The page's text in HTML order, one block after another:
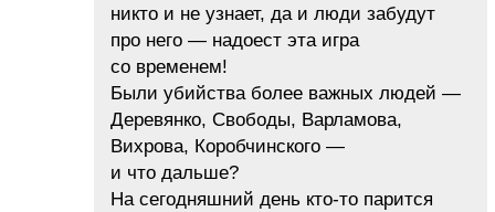
никто и не узнает, да и люди забудут
про него — надоест эта игра
со временем!
Были убийства более важных людей —
Деревянко, Свободы, Варламова,
Вихрова, Коробчинского —
и что дальше?
На сегодняшний день кто-то парится